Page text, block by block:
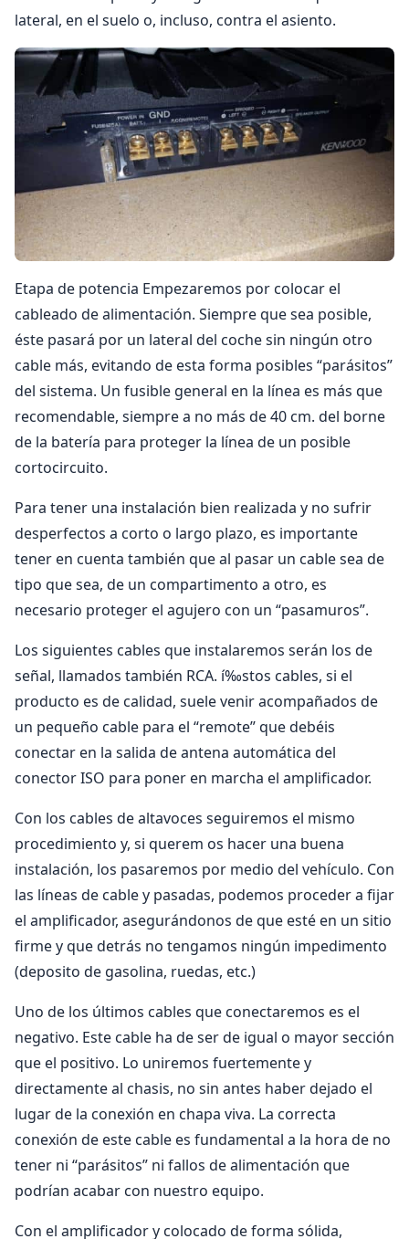
lateral, en el suelo o, incluso, contra el asiento.
Etapa de potencia Empezaremos por colocar el
cableado de alimentación. Siempre que sea posible,
éste pasará por un lateral del coche sin ningún otro
cable más, evitando de esta forma posibles “parásitos”
del sistema. Un fusible general en la línea es más que
recomendable, siempre a no más de 40 cm. del borne
de la batería para proteger la línea de un posible
cortocircuito.
Para tener una instalación bien realizada y no sufrir
desperfectos a corto o largo plazo, es importante
tener en cuenta también que al pasar un cable sea de
tipo que sea, de un compartimento a otro, es
necesario proteger el agujero con un “pasamuros”.
Los siguientes cables que instalaremos serán los de
señal, llamados también RCA. í‰stos cables, si el
producto es de calidad, suele venir acompañados de
un pequeño cable para el “remote” que debéis
conectar en la salida de antena automática del
conector ISO para poner en marcha el amplificador.
Con los cables de altavoces seguiremos el mismo
procedimiento y, si querem os hacer una buena
instalación, los pasaremos por medio del vehículo. Con
las líneas de cable y pasadas, podemos proceder a fijar
el amplificador, asegurándonos de que esté en un sitio
firme y que detrás no tengamos ningún impedimento
(deposito de gasolina, ruedas, etc.)
Uno de los últimos cables que conectaremos es el
negativo. Este cable ha de ser de igual o mayor sección
que el positivo. Lo uniremos fuertemente y
directamente al chasis, no sin antes haber dejado el
lugar de la conexión en chapa viva. La correcta
conexión de este cable es fundamental a la hora de no
tener ni “parásitos” ni fallos de alimentación que
podrían acabar con nuestro equipo.
Con el amplificador y colocado de forma sólida,